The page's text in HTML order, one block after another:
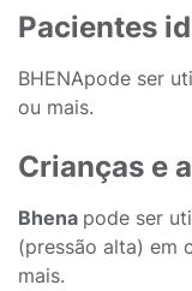
Pacientes
BHENApode ser
ou mais.
Crianças e
Bhena pode ser
(pressão alta) em
mais.